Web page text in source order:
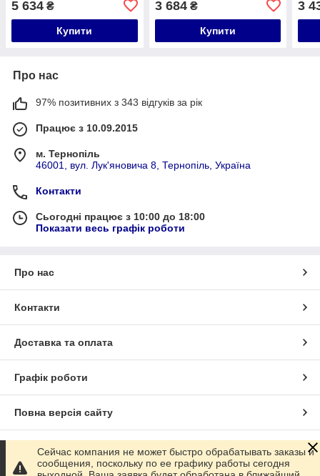
5 634 ₴
Купити
3 684₴
Купити
3
Про нас
97% позитивних з 343 відгуків за рік
Працює з 10.09.2015
м. Тернопіль
46001, вул. Лук'яновича 8, Тернопіль, Україна
Контакти
Сьогодні працює з 10:00 до 18:00
Показати весь графік роботи
Про нас
Контакти
Доставка та оплата
Графік роботи
Повна версія сайту
Сайт створено на маркетплейсі Prom.ua
Сейчас компания не может быстро обрабатывать заказы и
сообщения, поскольку по ее графику работы сегодня